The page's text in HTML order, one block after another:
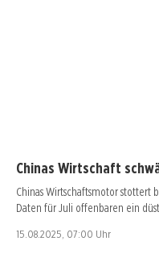
Chinas Wirtschaft
Chinas Wirtschaftsmotor
Daten für Juli offenbaren ein
15.08.2025, 07:00 Uhr